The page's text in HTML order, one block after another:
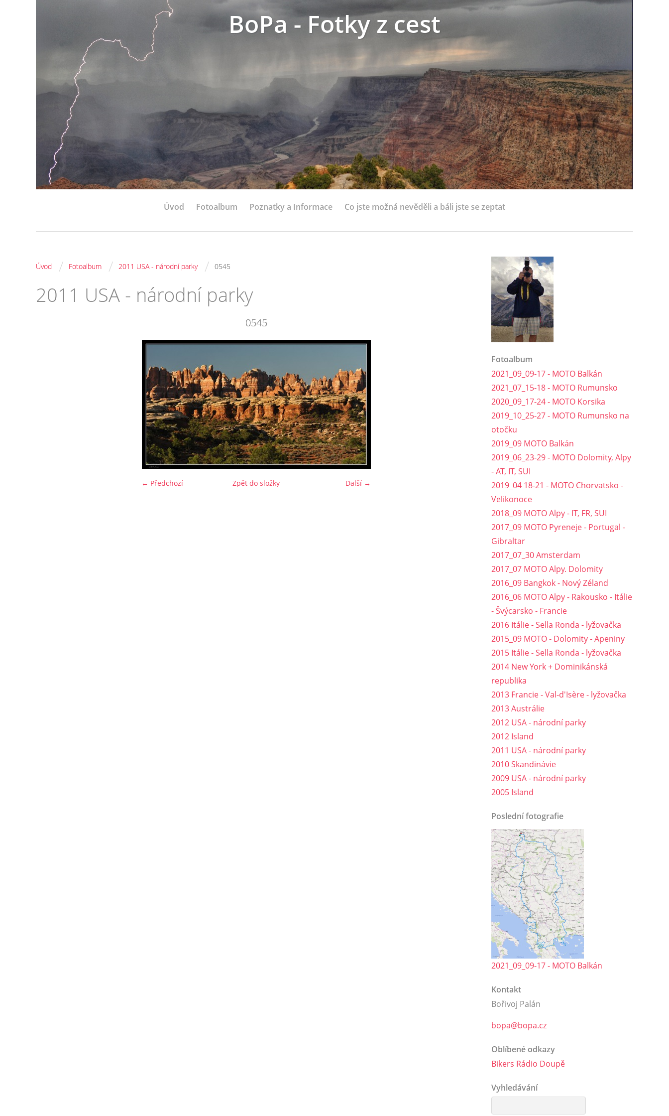
BoPa - Fotky z cest
Úvod Fotoalbum Poznatky a Informace Co jste možná nevěděli a báli jste se zeptat
Úvod / Fotoalbum / 2011 USA - národní parky / 0545
2011 USA - národní parky
0545
← Předchozí Další →
Zpět do složky
Fotoalbum
2021_09_09-17 - MOTO Balkán
2021_07_15-18 - MOTO Rumunsko
2020_09_17-24 - MOTO Korsika
2019_10_25-27 - MOTO Rumunsko na
otočku
2019_09 MOTO Balkán
2019_06_23-29 - MOTO Dolomity, Alpy
- AT, IT, SUI
2019_04 18-21 - MOTO Chorvatsko -
Velikonoce
2018_09 MOTO Alpy - IT, FR, SUI
2017_09 MOTO Pyreneje - Portugal -
Gibraltar
2017_07_30 Amsterdam
2017_07 MOTO Alpy. Dolomity
2016_09 Bangkok - Nový Zéland
2016_06 MOTO Alpy - Rakousko - Itálie
- Švýcarsko - Francie
2016 Itálie - Sella Ronda - lyžovačka
2015_09 MOTO - Dolomity - Apeniny
2015 Itálie - Sella Ronda - lyžovačka
2014 New York + Dominikánská
republika
2013 Francie - Val-d'Isère - lyžovačka
2013 Austrálie
2012 USA - národní parky
2012 Island
2011 USA - národní parky
2010 Skandinávie
2009 USA - národní parky
2005 Island
Poslední fotografie
2021_09_09-17 - MOTO Balkán
Kontakt
Bořivoj Palán
bopa@bopa.cz
Oblíbené odkazy
Bikers Rádio Doupě
Vyhledávání